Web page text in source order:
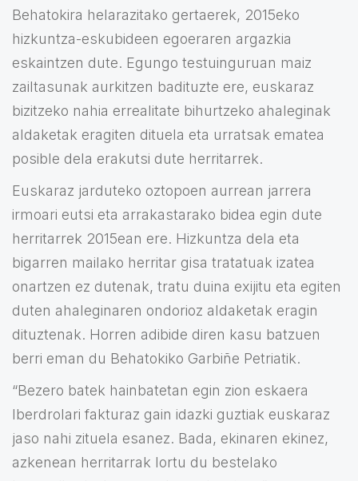
Behatokira helarazitako gertaerek, 2015eko
hizkuntza-eskubideen egoeraren argazkia
eskaintzen dute. Egungo testuinguruan maiz
zailtasunak aurkitzen badituzte ere, euskaraz
bizitzeko nahia errealitate bihurtzeko ahaleginak
aldaketak eragiten dituela eta urratsak ematea
posible dela erakutsi dute herritarrek.
Euskaraz jarduteko oztopoen aurrean jarrera
irmoari eutsi eta arrakastarako bidea egin dute
herritarrek 2015ean ere. Hizkuntza dela eta
bigarren mailako herritar gisa tratatuak izatea
onartzen ez dutenak, tratu duina exijitu eta egiten
duten ahaleginaren ondorioz aldaketak eragin
dituztenak. Horren adibide diren kasu batzuen
berri eman du Behatokiko Garbiñe Petriatik.
“Bezero batek hainbatetan egin zion eskaera
Iberdrolari fakturaz gain idazki guztiak euskaraz
jaso nahi zituela esanez. Bada, ekinaren ekinez,
azkenean herritarrak lortu du bestelako